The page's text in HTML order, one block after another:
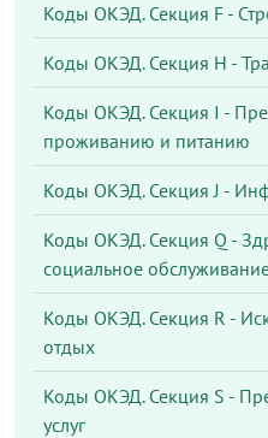
Коды ОКЭД. Секция F -
Коды ОКЭД. Секция Н -
Коды ОКЭД. Секция I -
проживанию и питанию
Коды ОКЭД. Секция J -
Коды ОКЭД. Секция Q -
социальное
Коды ОКЭД. Секция R -
отдых
Коды ОКЭД. Секция S -
услуг